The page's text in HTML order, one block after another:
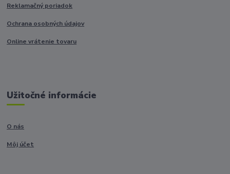
Reklamačný poriadok
Ochrana osobných údajov
Online vrátenie tovaru
Užitočné informácie
O nás
Môj účet